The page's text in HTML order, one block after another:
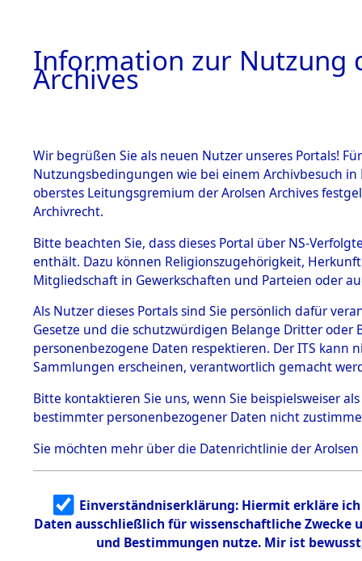
BESTÄNDE
1.
mente
5. Verschiedenes
5.3
Todesmärsche
5.3.1 Alliierte
Erhebungen
zu
Todesmärsch
en
5.3.2
Identifizierun
g
5.3.3
Todesmärsch
0001
Information zur Nutzung
Archives
Wir begrüßen Sie als neuen Nutzer unseres Portals!
Nutzungsbedingungen wie bei einem Archivbesuch
oberstes Leitungsgremium der Arolsen Archives
Archivrecht.
Bitte beachten Sie, dass dieses Portal über NS-
enthält. Dazu können Religionszugehörigkeit,
Mitgliedschaft in Gewerkschaften und Parteien oder
Als Nutzer dieses Portals sind Sie persönlich dafür
Gesetze und die schutzwürdigen Belange Dritter
personenbezogene Daten respektieren. Der ITS
Sammlungen erscheinen, verantwortlich gemacht
Bitte kontaktieren Sie uns, wenn Sie beispielsweiser
bestimmter personenbezogener Daten nicht
Sie möchten mehr über die Datenrichtlinie der Arolsen
Einverständniserklärung: Hiermit erkläre
Daten ausschließlich für wissenschaftliche
und Bestimmungen nutze. Mir ist